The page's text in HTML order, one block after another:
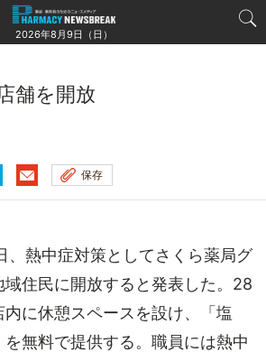
2026年8月9日（日）
舗を開放
保存
熱中症対策としてさくら薬局グ
域住民に開放すると発表した。28
内に休憩スペースを設け、「塩
無料で提供する。職員には熱中